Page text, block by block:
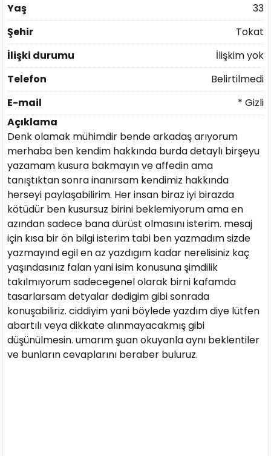
Yaş
33
Şehir
Tokat
İlişki durumu
İlişkim yok
Telefon
Belirtilmedi
E-mail
* Gizli
Açıklama
Denk olamak mühimdir bende arkadaş arıyorum
merhaba ben kendim hakkında burda detaylı birşeyu
yazamam kusura bakmayın ve affedin ama
tanıştıktan sonra inanırsam kendimiz hakkında
herseyi paylaşabilirim. Her insan biraz iyi birazda
kötüdür ben kusursuz birini beklemiyorum ama en
azından sadece bana dürüst olmasını isterim. mesaj
için kısa bir ön bilgi isterim tabi ben yazmadım sizde
yazmayınd egil en az yazdıgım kadar nerelisiniz kaç
yaşındasınız falan yani isim konusuna şimdilik
takılmıyorum sadecegenel olarak birni kafamda
tasarlarsam detyalar dedigim gibi sonrada
konuşabiliriz. ciddiyim yani böylede yazdım diye lütfen
abartılı veya dikkate alınmayacakmış gibi
düşünülmesin. umarım şuan okuyanla aynı beklentiler
ve bunların cevaplarını beraber buluruz.